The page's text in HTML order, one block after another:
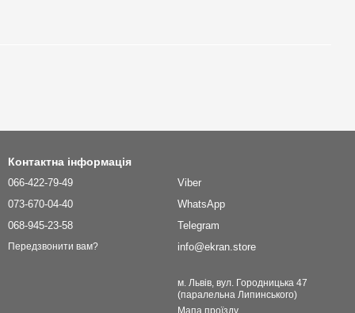
Контактна інформація
066-422-79-49
073-670-04-40
068-945-23-58
Передзвонити вам?
Viber
WhatsApp
Telegram
info@ekran.store
м. Львів, вул. Городницька 47
(паралельна Липинського)
Мапа проїзду